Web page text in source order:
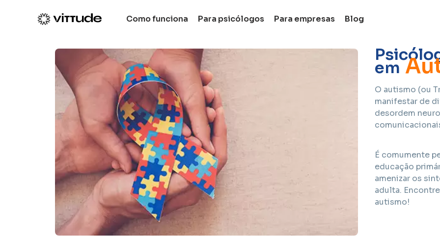
Como funciona Para psicólogos Para empresas Blog
em
O autismo (ou
manifestar de
desordem
É comumente
educação
amenizar os
adulta.
autismo!